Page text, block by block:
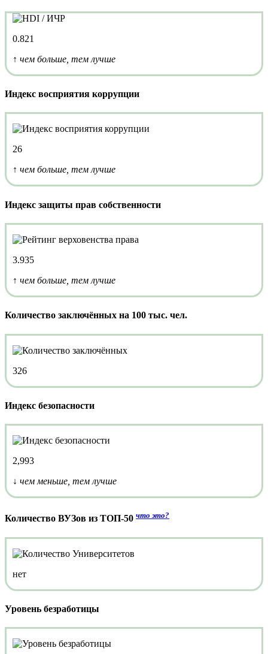
0.821
↑ чем больше, тем лучше
Индекс восприятия коррупции
26
↑ чем больше, тем лучше
Индекс защиты прав собственности
3.935
↑ чем больше, тем лучше
Количество заключённых на 100 тыс. чел.
326
Индекс безопасности
2,993
↓ чем меньше, тем лучше
Количество ВУЗов из ТОП-50 что это?
нет
Уровень безработицы